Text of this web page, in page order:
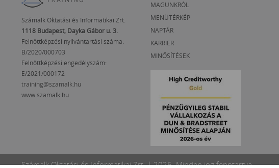
Számalk Oktatási és Informatikai Zrt.
1118 Budapest, Dayka Gábor u. 3.
Felnőttképzési nyilvántartási száma:
B/2020/000703
Felnőttképzési engedélyszám:
E/2021/000172
training@szamalk.hu
www.szamalk.hu
MAGUNKRÓL
MENÜTÉRKÉP
NAPTÁR
KARRIER
MINŐSÍTÉSEK
Számalk Oktatási és Informatikai Zrt. | 2026. Minden jog fenntartva.